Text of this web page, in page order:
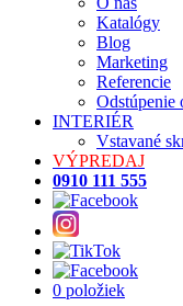
Katalógy
Blog
Marketing
Referencie
Odstúpenie
INTERIÉR
Vstavané
VÝPREDAJ
0910 111 555
0 položiek